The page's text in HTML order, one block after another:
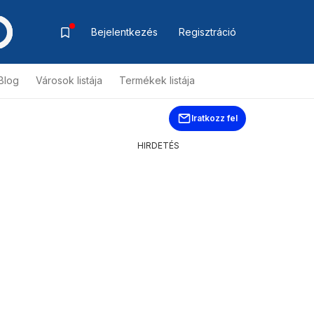
Bejelentkezés Regisztráció
Városok listája Termékek listája
Iratkozz fel
HIRDETÉS